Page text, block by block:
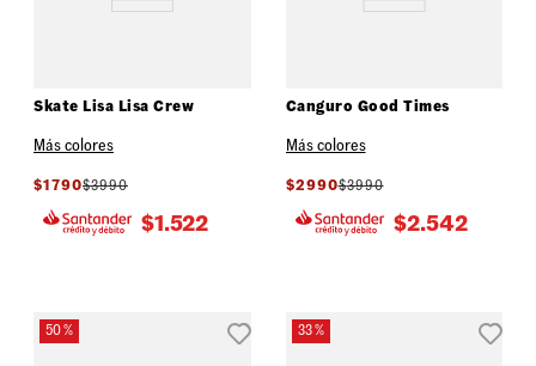
Skate Lisa Lisa Crew
Más colores
$1790$3990
$1.522
Canguro Good Times
Más colores
$2990$3990
$2.542
50 % 33 %